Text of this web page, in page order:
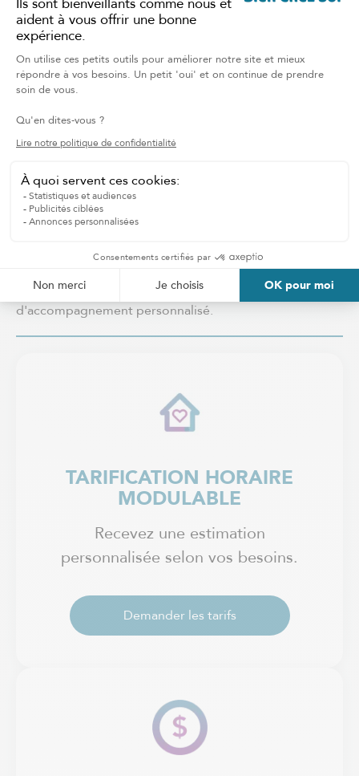
CONTACTER L'ÉQUIPE
LOCALE
PLAN
D'ACCOMPAGNEMENT
besoins et obtenir rapidement un plan
d'accompagnement personnalisé.
TARIFICATION HORAIRE
MODULABLE
Recevez une estimation
personnalisée selon vos besoins.
Demander les tarifs